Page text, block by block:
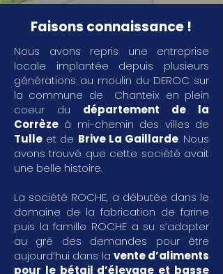
Faisons connaissance !
Nous avons repris une entreprise
locale implantée depuis plusieurs
générations au moulin du DEROC sur
la commune de Chanteix en plein
coeur du département de la
Corrèze à mi-chemin des villes de
Tulle et de Brive La Gaillarde. Nous
avons trouvé que cette société avait
une belle histoire.
La société ROCHE, a débutée dans le
domaine de la fabrication de farine
puis la famille ROCHE a su s’adapter
au gré des demandes pour être
aujourd’hui dans la vente d’aliments
pour le bétail d’élevage et basse